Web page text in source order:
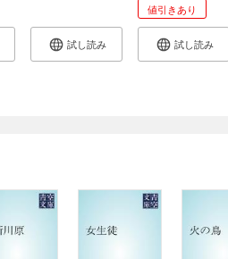
試し読み
値引きあり
試し読み